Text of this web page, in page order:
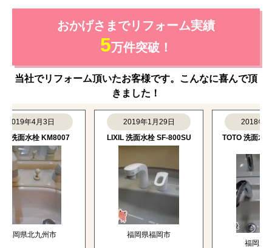
おかげさまでリフォーム実績
5万件突破！
当社でリフォーム頂いたお客様です。こんなに喜んで頂
きました！
年4月3日
面水栓 KM8007
県北九州市
2019年1月29日
LIXIL 洗面水栓 SF-800SU
福岡県福岡市
2018年1月
TOTO 洗面水栓
福岡県福岡